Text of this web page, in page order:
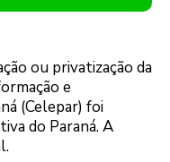
ou privatização da
e
(Celepar) foi
do Paraná. A